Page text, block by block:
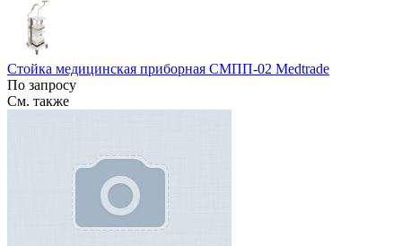
Стойка медицинская приборная СМПП-02 Medtrade
По запросу
См. также